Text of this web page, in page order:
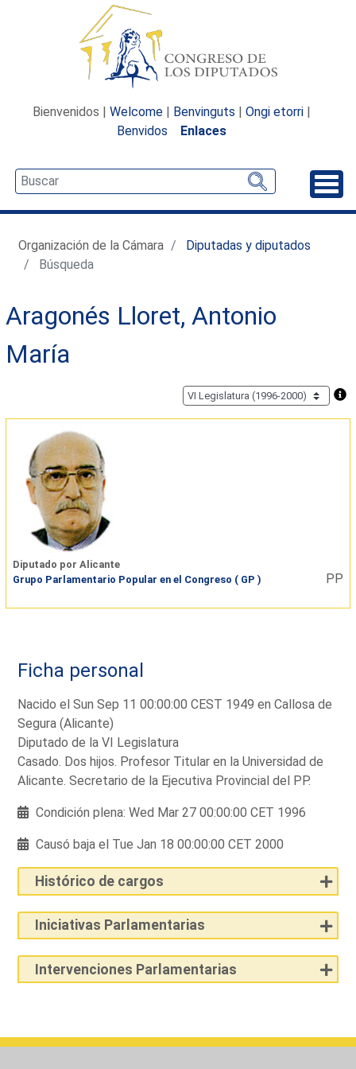
Bienvenidos | Welcome | Benvinguts | Ongi etorri |
Benvidos
Enlaces
Organización de la Cámara
Diputadas y diputados
Búsqueda
Aragonés Lloret, Antonio
María
Diputado por Alicante
Grupo Parlamentario Popular en el Congreso ( GP )
PP
Ficha personal
Nacido el Sun Sep 11 00:00:00 CEST 1949 en Callosa de
Segura (Alicante)
Diputado de la VI Legislatura
Casado. Dos hijos. Profesor Titular en la Universidad de
Alicante. Secretario de la Ejecutiva Provincial del PP.
Condición plena: Wed Mar 27 00:00:00 CET 1996
Causó baja el Tue Jan 18 00:00:00 CET 2000
Histórico de cargos
Iniciativas Parlamentarias
Intervenciones Parlamentarias